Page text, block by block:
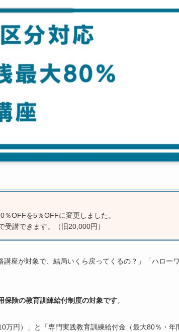
OFFを5％OFFに変更しました。
講できます。（旧20,000円）
座が対象で、結局いくら戻ってくるの？」「ハロー
保険の教育訓練給付制度の対象です。
万円）」と「専門実践教育訓練給付金（最大80％・年